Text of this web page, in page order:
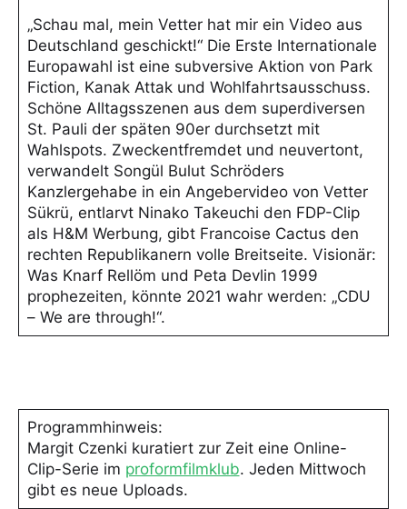
„Schau mal, mein Vetter hat mir ein Video aus
Deutschland geschickt!“ Die Erste Internationale
Europawahl ist eine subversive Aktion von Park
Fiction, Kanak Attak und Wohlfahrtsausschuss.
Schöne Alltagsszenen aus dem superdiversen
St. Pauli der späten 90er durchsetzt mit
Wahlspots. Zweckentfremdet und neuvertont,
verwandelt Songül Bulut Schröders
Kanzlergehabe in ein Angebervideo von Vetter
Sükrü, entlarvt Ninako Takeuchi den FDP-Clip
als H&M Werbung, gibt Francoise Cactus den
rechten Republikanern volle Breitseite. Visionär:
Was Knarf Rellöm und Peta Devlin 1999
prophezeiten, könnte 2021 wahr werden: „CDU
– We are through!“.
Programmhinweis:
Margit Czenki kuratiert zur Zeit eine Online-
Clip-Serie im proformfilmklub. Jeden Mittwoch
gibt es neue Uploads.